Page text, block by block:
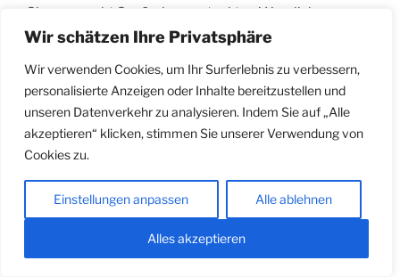
Wir schätzen Ihre Privatsphäre
Wir verwenden Cookies, um Ihr Surferlebnis zu verbessern,
personalisierte Anzeigen oder Inhalte bereitzustellen und
unseren Datenverkehr zu analysieren. Indem Sie auf „Alle
akzeptieren“ klicken, stimmen Sie unserer Verwendung von
Cookies zu.
Einstellungen anpassen Alle ablehnen
Alles akzeptieren
Singen macht Spaß, singen steckt an! Herzliche
Einladung zu einem „Offenen Singen“ in lockerer
Sommer- und Abendlieder. Dauer: etwa 30 Min.